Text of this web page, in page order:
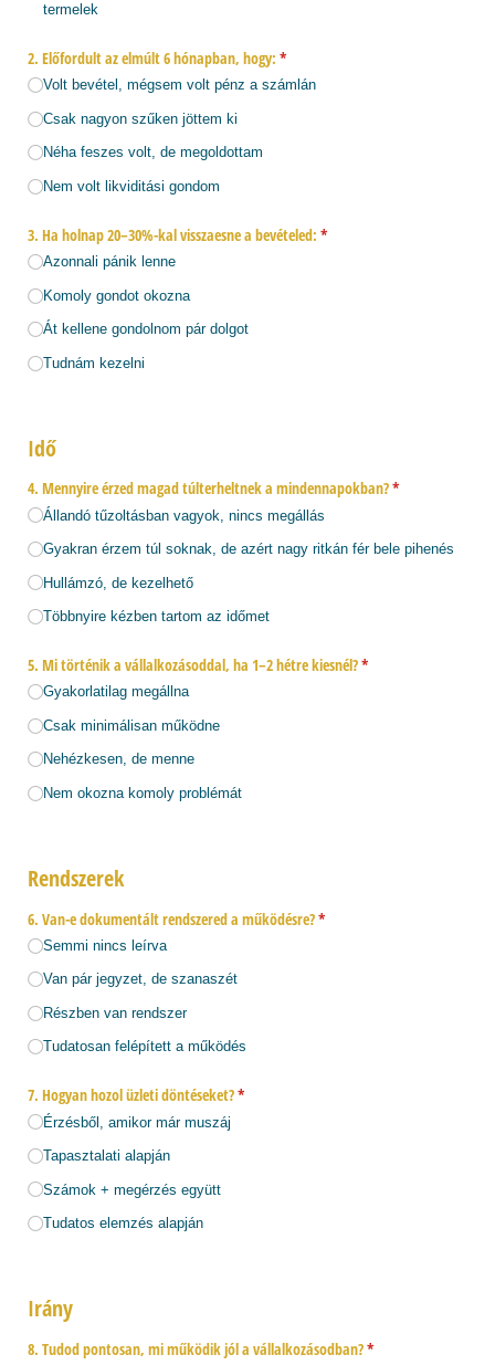
termelek
2. Előfordult az elmúlt 6 hónapban, hogy: *
(megadása kötelező)
Volt bevétel, mégsem volt pénz a számlán
Csak nagyon szűken jöttem ki
Néha feszes volt, de megoldottam
Nem volt likviditási gondom
3. Ha holnap 20–30%-kal visszaesne a bevételed: *
(megadása kötelező)
Azonnali pánik lenne
Komoly gondot okozna
Át kellene gondolnom pár dolgot
Tudnám kezelni
Idő
4. Mennyire érzed magad túlterheltnek a mindennapokban?*
(megadása
Állandó tűzoltásban vagyok, nincs megállás
Gyakran érzem túl soknak, de azért nagy ritkán fér bele pihenés
Hullámzó, de kezelhető
Többnyire kézben tartom az időmet
5. Mi történik a vállalkozásoddal, ha 1–2 hétre kiesnél?*
(megadása kötelező)
Gyakorlatilag megállna
Csak minimálisan működne
Nehézkesen, de menne
Nem okozna komoly problémát
Rendszerek
6. Van-e dokumentált rendszered a működésre?*
(megadása kötelező)
Semmi nincs leírva
Van pár jegyzet, de szanaszét
Részben van rendszer
Tudatosan felépített a működés
7. Hogyan hozol üzleti döntéseket?*
(megadása kötelező)
Érzésből, amikor már muszáj
Tapasztalati alapján
Számok + megérzés együtt
Tudatos elemzés alapján
Irány
8. Tudod pontosan, mi működik jól a vállalkozásodban?*
(megadása kötelező)